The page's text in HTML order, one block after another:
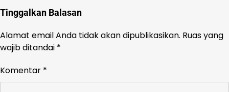
Tinggalkan Balasan
Alamat email Anda tidak akan dipublikasikan. Ruas yang
wajib ditandai *
Komentar *